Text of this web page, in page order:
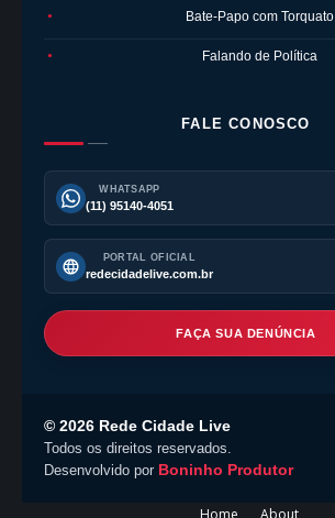
● Bate-Papo com Torquato
● Falando de Política
FALE CONOSCO
WHATSAPP
(11) 95140-4051
PORTAL OFICIAL
redecidadelive.com.br
FAÇA SUA DENÚNCIA
© 2026 Rede Cidade Live
Todos os direitos reservados.
Desenvolvido por Boninho Produtor